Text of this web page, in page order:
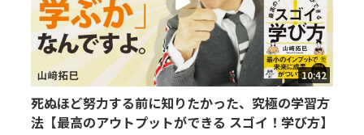
10:42
死ぬほど努力する前に知りたかった、究極の学習方
法【最高のアウトプットができる スゴイ！学び方】